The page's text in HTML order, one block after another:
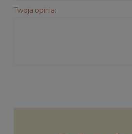
Twoja opinia: